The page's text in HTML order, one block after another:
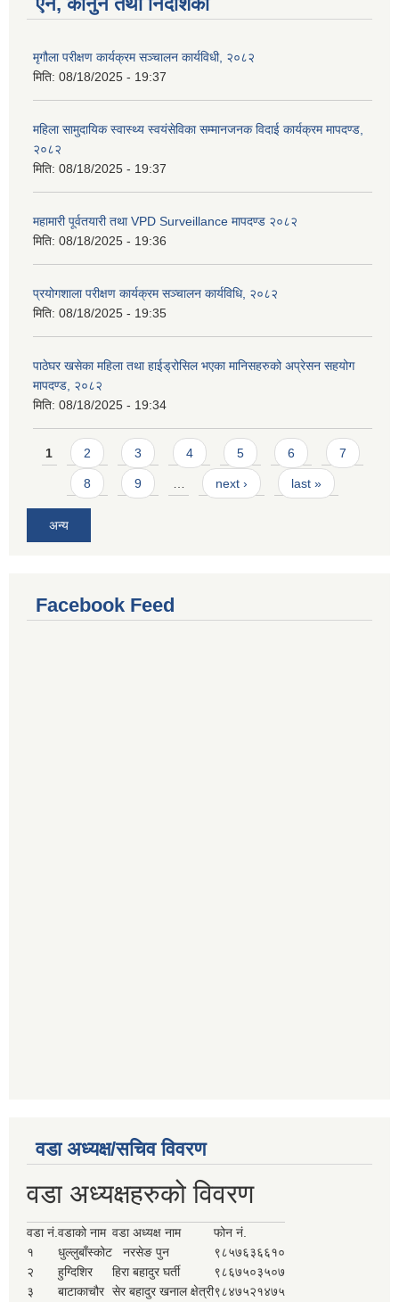
मृगौला परीक्षण कार्यक्रम सञ्चालन कार्यविधी, २०८२
मिति: 08/18/2025 - 19:37
महिला सामुदायिक स्वास्थ्य स्वयंसेविका सम्मानजनक विदाई कार्यक्रम मापदण्ड,
२०८२
मिति: 08/18/2025 - 19:37
महामारी पूर्वतयारी तथा VPD Surveillance मापदण्ड २०८२
मिति: 08/18/2025 - 19:36
प्रयोगशाला परीक्षण कार्यक्रम सञ्चालन कार्यविधि, २०८२
मिति: 08/18/2025 - 19:35
पाठेघर खसेका महिला तथा हाईड्रोसिल भएका मानिसहरुको अप्रेसन सहयोग
मापदण्ड, २०८२
मिति: 08/18/2025 - 19:34
Pages
1 2 3 4 5 6 7
8 9 … next › last »
अन्य
Facebook Feed
वडा अध्यक्ष/सचिव विवरण
वडा अध्यक्षहरुको विवरण
वडा नं. वडाको नाम वडा अध्यक्ष नाम
फोन नं.
१
धुल्लुबाँस्कोट नरसेङ पुन
९८५७६३६६१०
२
हुग्दिशिर हिरा बहादुर घर्ती
९८६७५०३५०७
३
बाटाकाचौर सेर बहादुर खनाल क्षेत्री९८४७५२१४७५